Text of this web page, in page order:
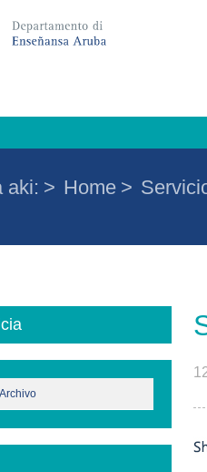
aki: > Home >
Archivo